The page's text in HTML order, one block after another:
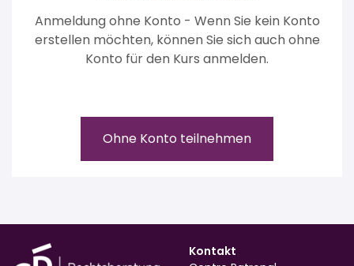
Anmeldung ohne Konto - Wenn Sie kein Konto
erstellen möchten, können Sie sich auch ohne
Konto für den Kurs anmelden.
Ohne Konto teilnehmen
Kontakt